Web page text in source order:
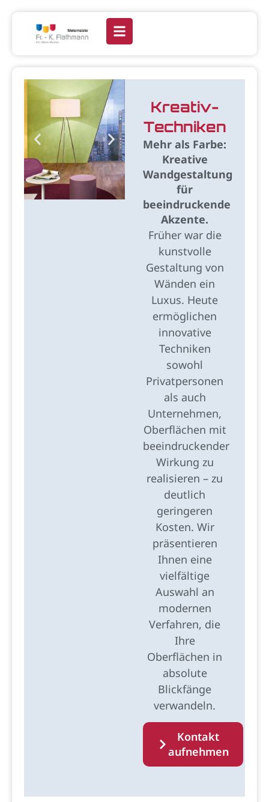
Kreativ-
Techniken
Mehr als Farbe:
Kreative
Wandgestaltung
für
beeindruckende
Akzente.
Früher war die
kunstvolle
Gestaltung von
Wänden ein
Luxus. Heute
ermöglichen
innovative
Techniken
sowohl
Privatpersonen
als auch
Unternehmen,
Oberflächen mit
beeindruckender
Wirkung zu
realisieren – zu
deutlich
geringeren
Kosten. Wir
präsentieren
Ihnen eine
vielfältige
Auswahl an
modernen
Verfahren, die
Ihre
Oberflächen in
absolute
Blickfänge
verwandeln.
Kontakt
aufnehmen